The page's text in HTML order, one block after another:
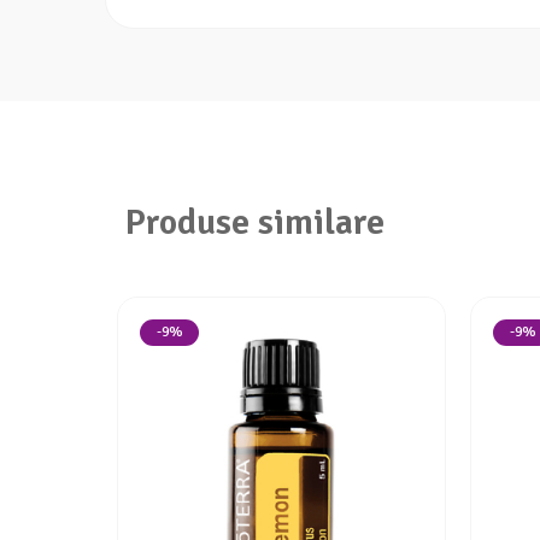
Produse similare
-9% -9%